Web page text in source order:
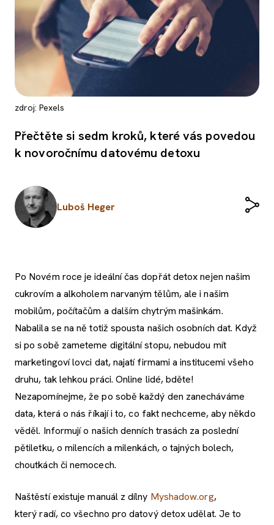
PORADNA
zdroj: Pexels
Přečtěte si sedm kroků, které vás povedou
k novoročnímu datovému detoxu
Luboš Heger
Po Novém roce je ideální čas dopřát detox nejen našim
cukrovím a alkoholem narvaným tělům, ale i našim
mobilům, počítačům a dalším chytrým mašinkám.
Nabalila se na ně totiž spousta našich osobních dat. Když
si po sobě zameteme digitální stopu, nebudou mít
marketingoví lovci dat, najatí firmami a institucemi všeho
druhu, tak lehkou práci. Online lidé, bděte!
Nezapomínejme, že po sobě každý den zanecháváme
data, která o nás říkají i to, co fakt nechceme, aby někdo
věděl. Informují o našich denních trasách za poslední
pětiletku, o milencích a milenkách, o tajných bolech,
choutkách či nemocech.
Naštěstí existuje manuál z dílny Myshadow.org,
který radí, co všechno pro datový detox udělat. Je to